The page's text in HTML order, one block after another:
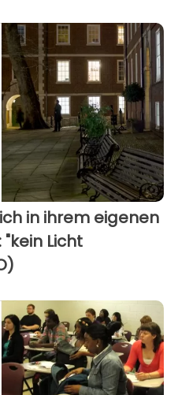
in ihrem eigenen
Licht